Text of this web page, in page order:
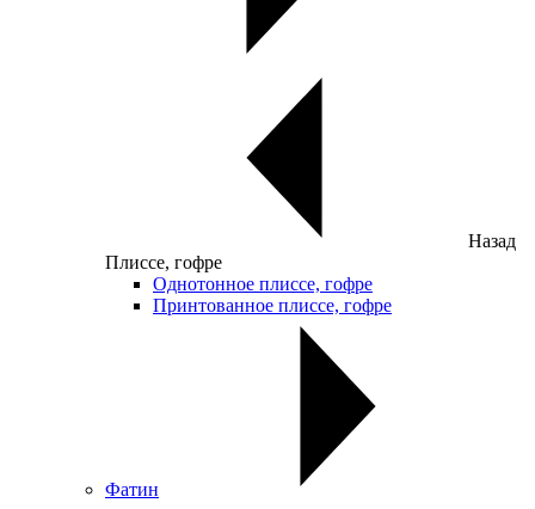
Назад
Плиссе, гофре
Однотонное плиссе, гофре
Принтованное плиссе, гофре
Фатин